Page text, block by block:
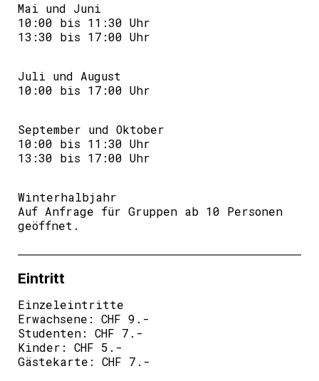
Mai und Juni
10:00 bis 11:30 Uhr
13:30 bis 17:00 Uhr
Juli und August
10:00 bis 17:00 Uhr
September und Oktober
10:00 bis 11:30 Uhr
13:30 bis 17:00 Uhr
Winterhalbjahr
Auf Anfrage für Gruppen ab 10 Personen
geöffnet.
Eintritt
Einzeleintritte
Erwachsene: CHF 9.-
Studenten: CHF 7.-
Kinder: CHF 5.-
Gästekarte: CHF 7.-